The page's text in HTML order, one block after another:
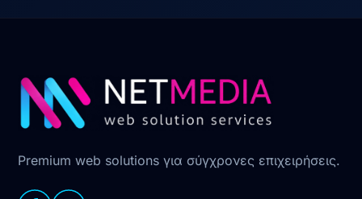
Premium web solutions για σύγχρονες επιχειρήσεις.